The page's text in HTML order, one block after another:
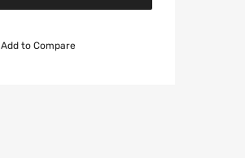
Add to Compare